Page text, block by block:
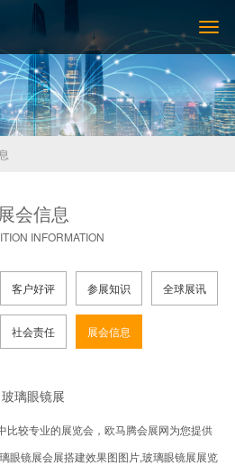
展会信息
INFORMATION
客户好评 参展知识 全球展讯
社会责任 展会信息
玻璃眼镜展
比较专业的展览会，欧马腾会展网为您提供
眼镜展会展搭建效果图图片,玻璃眼镜展展览